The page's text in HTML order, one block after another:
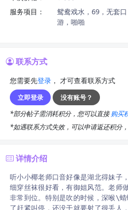
服务项目：
鸳鸯戏水，69，无套
游，啪啪
联系方式
您需要先登录 ， 才可查看联系方式
立即登录
没有账号？
*部分帖子需消耗积分，您可以直接购买
*如遇联系方式失效，可以申请返还积分
详情介绍
听小小椰老师口音好像是湖北得妹子
细穿丝袜很好看，有御姐风范。老师
非常到位。特别是吹的时候，深喉\
了赶紧叫停，还没干就要射了很丢人